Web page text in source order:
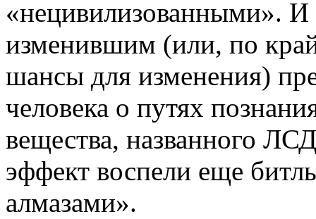
«нецивилизованными».
изменившим (или, по
шансы для изменения)
человека о путях
вещества, названного
эффект воспели еще
алмазами».